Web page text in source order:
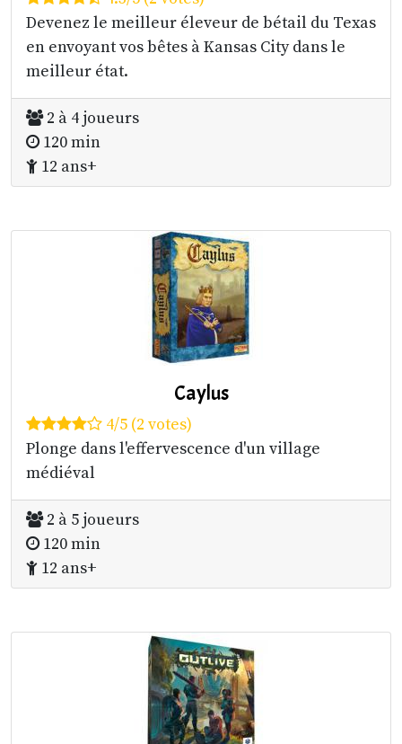
Devenez le meilleur éleveur de bétail du Texas
en envoyant vos bêtes à Kansas City dans le
meilleur état.
2 à 4 joueurs
120 min
12 ans+
Caylus
4/5 (2 votes)
Plonge dans l'effervescence d'un village
médiéval
2 à 5 joueurs
120 min
12 ans+